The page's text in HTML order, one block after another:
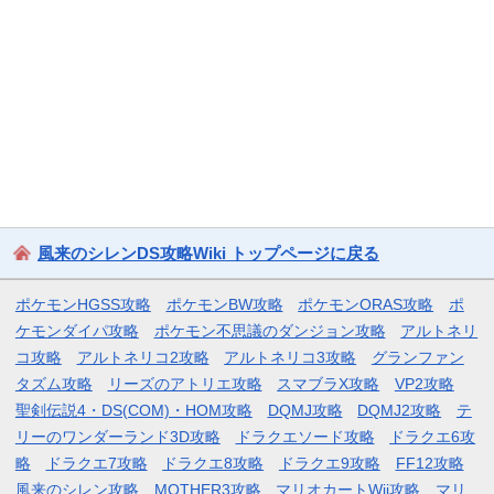
風来のシレンDS攻略Wiki トップページに戻る
ポケモンHGSS攻略 ポケモンBW攻略 ポケモンORAS攻略
ポ
ケモンダイパ攻略
ポケモン不思議のダンジョン攻略
アルトネリ
コ攻略
アルトネリコ2攻略 アルトネリコ3攻略
グランファン
タズム攻略
リーズのアトリエ攻略 スマブラX攻略
VP2攻略
聖剣伝説4・DS(COM)・HOM攻略
DQMJ攻略 DQMJ2攻略
テ
リーのワンダーランド3D攻略
ドラクエソード攻略
ドラクエ6攻
略
ドラクエ7攻略 ドラクエ8攻略 ドラクエ9攻略
FF12攻略
風来のシレン攻略
MOTHER3攻略 マリオカートWii攻略 マリ